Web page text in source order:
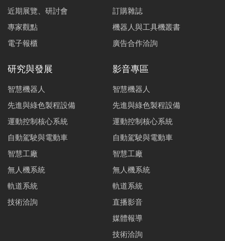
近期展覽、研討會
專家觀點
電子報櫃
訂購雜誌
機器人與工具機叢書
廣告合作洽詢
研究與發展
智慧機器人
先進與綠色製程設備
運動控制核心系統
自動駕駛與電動車
智慧工廠
無人機系統
軌道系統
技術洽詢
影音專區
智慧機器人
先進與綠色製程設備
運動控制核心系統
自動駕駛與電動車
智慧工廠
無人機系統
軌道系統
直播影音
媒體報導
技術洽詢